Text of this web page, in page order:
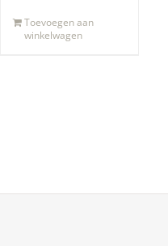
Toevoegen aan
winkelwagen